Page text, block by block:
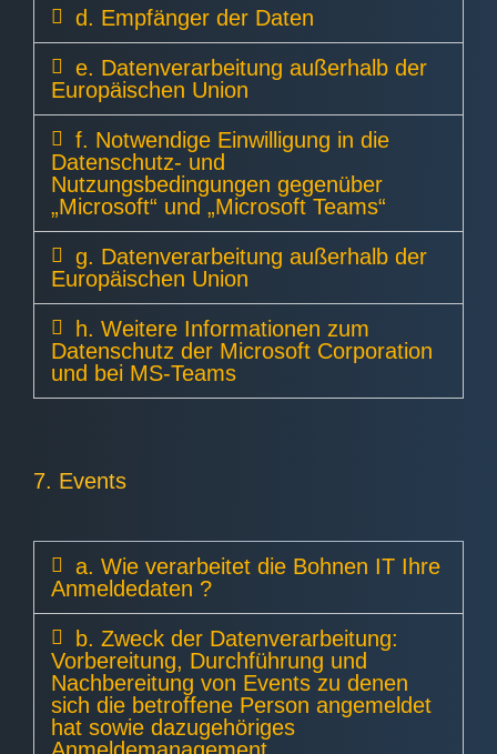
d. Empfänger der Daten
e. Datenverarbeitung außerhalb der
Europäischen Union
f. Notwendige Einwilligung in die
Datenschutz- und
Nutzungsbedingungen gegenüber
„Microsoft“ und „Microsoft Teams“
g. Datenverarbeitung außerhalb der
Europäischen Union
h. Weitere Informationen zum
Datenschutz der Microsoft Corporation
und bei MS-Teams
7. Events
a. Wie verarbeitet die Bohnen IT Ihre
Anmeldedaten ?
b. Zweck der Datenverarbeitung:
Vorbereitung, Durchführung und
Nachbereitung von Events zu denen
sich die betroffene Person angemeldet
hat sowie dazugehöriges